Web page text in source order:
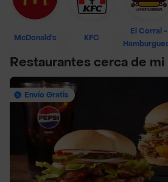
McDonald's KFC
El Corral -
Restaurantes cerca de mi
Envío Gratis